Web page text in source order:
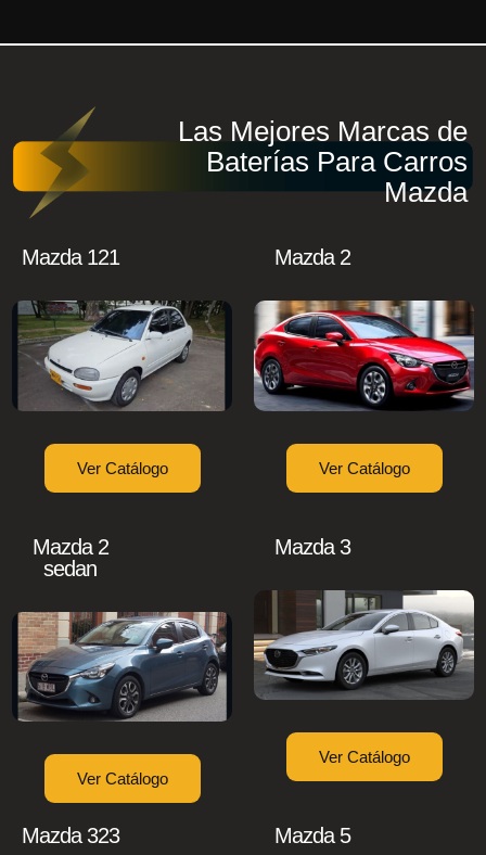
Las Mejores Marcas de
Baterías Para Carros
Mazda
Mazda 121
Ver Catálogo
Mazda 2
Ver Catálogo
Mazda 2
sedan
Ver Catálogo
Mazda 3
Ver Catálogo
Mazda 323 Mazda 5